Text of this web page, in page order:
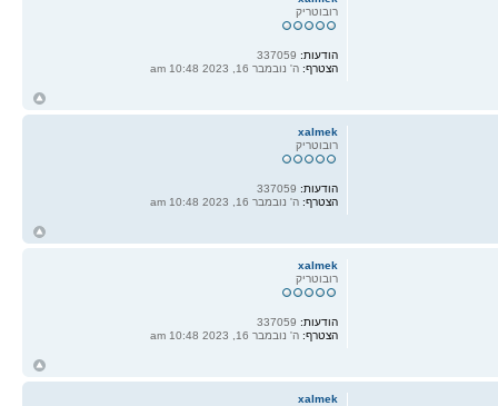
רובוטריק
הודעות:337059
הצטרף:ה' נובמבר 16, 2023 10:48 am
xalmek
רובוטריק
הודעות:
הצטרף: ה' נובמבר 16, 2023 10:48 am
xalmek
רובוטריק
הודעות:337059
הצטרף:ה' נובמבר 16, 2023 10:48 am
xalmek